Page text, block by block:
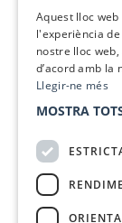
Aquest lloc
l'experiència
nostre lloc
d’acord amb la
Llegir-ne més
MOSTRA